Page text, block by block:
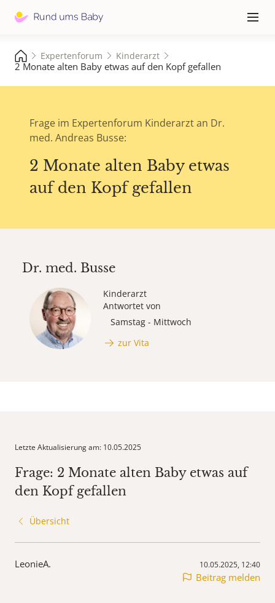
≡
Expertenforum Kinderarzt
2 Monate alten Baby etwas auf den Kopf gefallen
Frage im Expertenforum Kinderarzt an Dr.
med. Andreas Busse:
2 Monate alten Baby etwas
auf den Kopf gefallen
Dr. med. Busse
Kinderarzt
Antwortet von
Samstag - Mittwoch
zur Vita
Letzte Aktualisierung am: 10.05.2025
Frage: 2 Monate alten Baby etwas auf
den Kopf gefallen
Übersicht
LeonieA. 10.05.2025, 12:40
Beitrag melden